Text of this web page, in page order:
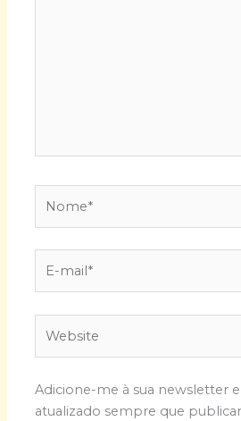
mail*
Adicione-me à sua newsletter
atualizado sempre que